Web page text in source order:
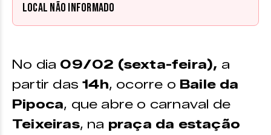
Local não informado
No dia 09/02 (sexta-feira), a
partir das14h, ocorre o Baile da
Pipoca, que abre o carnaval de
Teixeiras, na praça da estação